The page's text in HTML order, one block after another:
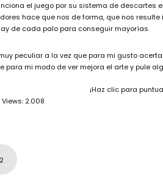
el juego por su sistema de descartes
hace que nos de forma, que nos
de cada palo para conseguir mayorías.
peculiar a la vez que para mi gusto
para mi modo de ver mejora el arte y pule
¡Haz clic para
Views: 2.008